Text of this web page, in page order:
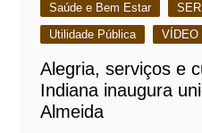
Saúde e Bem Estar
Utilidade Pública
VÍDEO
Alegria, serviços e
Indiana inaugura
Almeida